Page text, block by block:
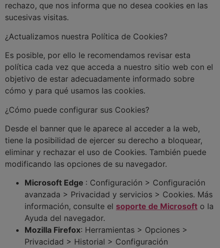
rechazo, que nos informa que no desea cookies en las
sucesivas visitas.
¿Actualizamos nuestra Política de Cookies?
Es posible, por ello le recomendamos revisar esta
política cada vez que acceda a nuestro sitio web con el
objetivo de estar adecuadamente informado sobre
cómo y para qué usamos las cookies.
¿Cómo puede configurar sus Cookies?
Desde el banner que le aparece al acceder a la web,
tiene la posibilidad de ejercer su derecho a bloquear,
eliminar y rechazar el uso de Cookies. También puede
modificando las opciones de su navegador.
Microsoft Edge : Configuración > Configuración
avanzada > Privacidad y servicios > Cookies. Más
información, consulte el soporte de Microsoft o la
Ayuda del navegador.
Mozilla Firefox: Herramientas > Opciones >
Privacidad > Historial > Configuración